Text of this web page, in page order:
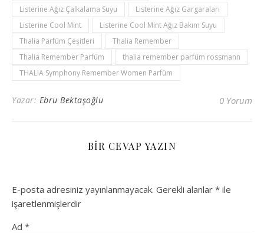
Listerine Ağız Çalkalama Suyu
Listerine Ağız Gargaraları
Listerine Cool Mint
Listerine Cool Mint Ağız Bakım Suyu
Thalia Parfüm Çeşitleri
Thalia Remember
Thalia Remember Parfüm
thalia remember parfüm rossmann
THALIA Symphony Remember Women Parfüm
Yazar: Ebru Bektaşoğlu 0 Yorum
BIR CEVAP YAZIN
E-posta adresiniz yayınlanmayacak. Gerekli alanlar * ile
işaretlenmişlerdir
Ad *